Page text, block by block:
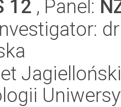
12 , Panel: